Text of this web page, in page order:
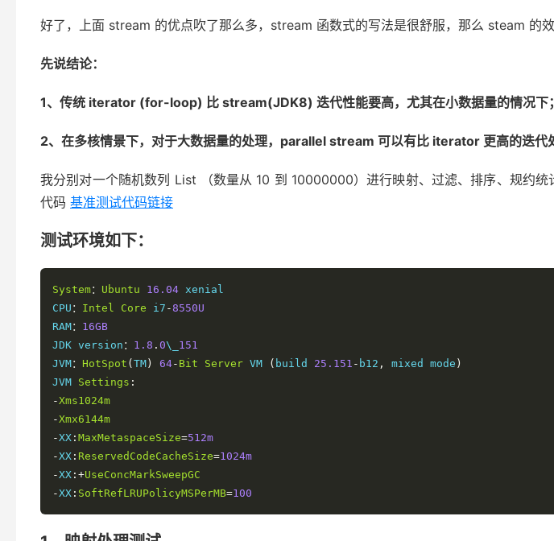
好了，上面 stream 的优点吹了那么多，stream 函数式的写法是很舒服，那么 steam 的效
先说结论：
1、传统 iterator (for-loop) 比 stream(JDK8) 迭代性能要高，尤其在小数据量的情况下；
2、在多核情景下，对于大数据量的处理，parallel stream 可以有比 iterator 更高的迭代
我分别对一个随机数列 List （数量从 10 到 10000000）进行映射、过滤、排序、规约
代码 基准测试代码链接
测试环境如下：
System： Ubuntu 16.04 xenial
CPU ： Intel Core i7 -8550U
RAM： 16GB
JDK version ： 1.8 . 0\_ 151
JVM： HotSpot ( TM ) 64- Bit Server VM ( build 25.151 - b12 , mixed mode )
JVM Settings :
-Xms1024m
-Xmx6144m
-XX : MaxMetaspaceSize=512m
-XX : ReservedCodeCacheSize=1024m
-XX :+UseConcMarkSweepGC
-XX : SoftRefLRUPolicyMSPerMB=100